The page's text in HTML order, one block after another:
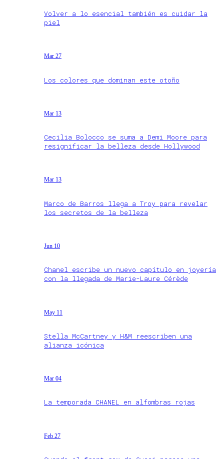
Volver a lo esencial también es cuidar la
piel
Mar 27
Los colores que dominan este otoño
Mar 13
Cecilia Bolocco se suma a Demi Moore para
resignificar la belleza desde Hollywood
Mar 13
Marco de Barros llega a Troy para revelar
los secretos de la belleza
Jun 10
Chanel escribe un nuevo capítulo en joyería
con la llegada de Marie-Laure Cérède
May 11
Stella McCartney y H&M reescriben una
alianza icónica
Mar 04
La temporada CHANEL en alfombras rojas
Feb 27